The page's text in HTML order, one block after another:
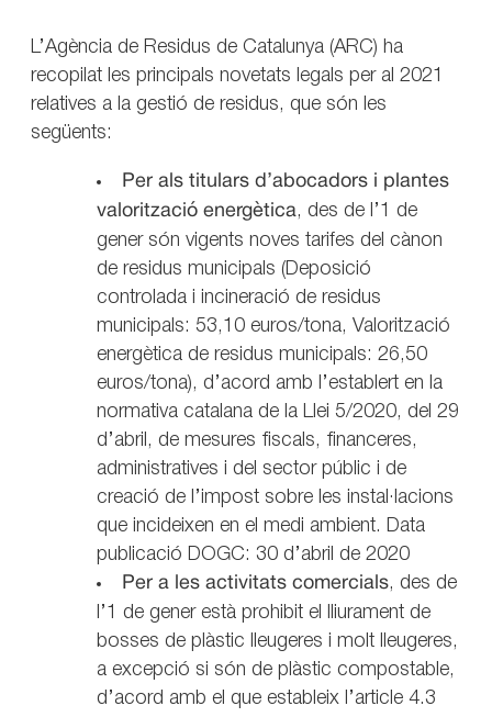
L’Agència de Residus de Catalunya (ARC) ha
recopilat les principals novetats legals per al 2021
relatives a la gestió de residus, que són les
següents:
Per als titulars d’abocadors i plantes
valorització energètica, des de l’1 de
gener són vigents noves tarifes del cànon
de residus municipals (Deposició
controlada i incineració de residus
municipals: 53,10 euros/tona, Valorització
energètica de residus municipals: 26,50
euros/tona), d’acord amb l’establert en la
normativa catalana de la Llei 5/2020, del 29
d’abril, de mesures fiscals, financeres,
administratives i del sector públic i de
creació de l’impost sobre les instal·lacions
que incideixen en el medi ambient. Data
publicació DOGC: 30 d’abril de 2020
Per a les activitats comercials, des de
l’1 de gener està prohibit el lliurament de
bosses de plàstic lleugeres i molt lleugeres,
a excepció si són de plàstic compostable,
d’acord amb el que estableix l’article 4.3